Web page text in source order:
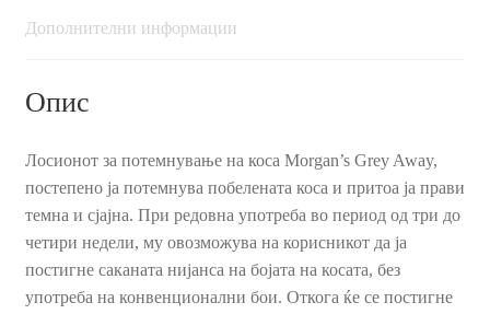
мл.
Дополнителни информации
Опис
Лосионот за потемнување на коса Morgan’s Grey Away,
постепено ја потемнува побелената коса и притоа ја прави
темна и сјајна. При редовна употреба во период од три до
четири недели, му овозможува на корисникот да ја
постигне саканата нијанса на бојата на косата, без
употреба на конвенционални бои. Откога ќе се постигне